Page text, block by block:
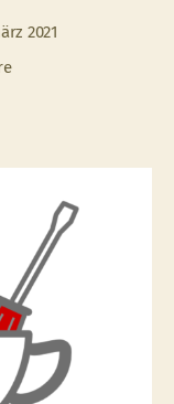
2021
zu
Service